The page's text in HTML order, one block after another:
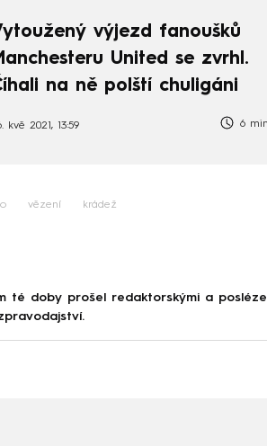
výjezd fanoušků
United se zvrhl.
na ně polští chuligáni
kvě 2021, 13:59 6
vězení krádež
té doby prošel redaktorskými a posléze